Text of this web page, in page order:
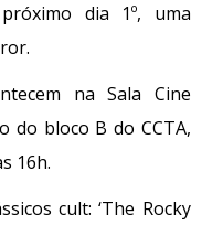
dia 1º, uma
na Sala Cine
do bloco B do CCTA,
16h.
cult: ‘The Rocky